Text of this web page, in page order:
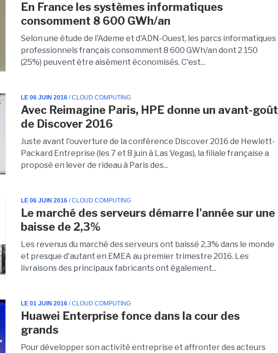
En France les systèmes informatiques
consomment 8 600 GWh/an
Selon une étude de l'Ademe et d'ADN-Ouest, les parcs informatiques
professionnels français consomment 8 600 GWh/an dont 2 150
(25%) peuvent être aisément économisés. C'est...
LE 06 JUIN 2016 / CLOUD COMPUTING
Avec Reimagine Paris, HPE donne un avant-goût
de Discover 2016
Juste avant l'ouverture de la conférence Discover 2016 de Hewlett-
Packard Entreprise (les 7 et 8 juin à Las Vegas), la filiale française a
proposé en lever de rideau à Paris des...
LE 06 JUIN 2016 / CLOUD COMPUTING
Le marché des serveurs démarre l'année sur une
baisse de 2,3%
Les revenus du marché des serveurs ont baissé 2,3% dans le monde
et presque d'autant en EMEA au premier trimestre 2016. Les
livraisons des principaux fabricants ont également...
LE 01 JUIN 2016 / CLOUD COMPUTING
Huawei Enterprise fonce dans la cour des
grands
Pour développer son activité entreprise et affronter des acteurs